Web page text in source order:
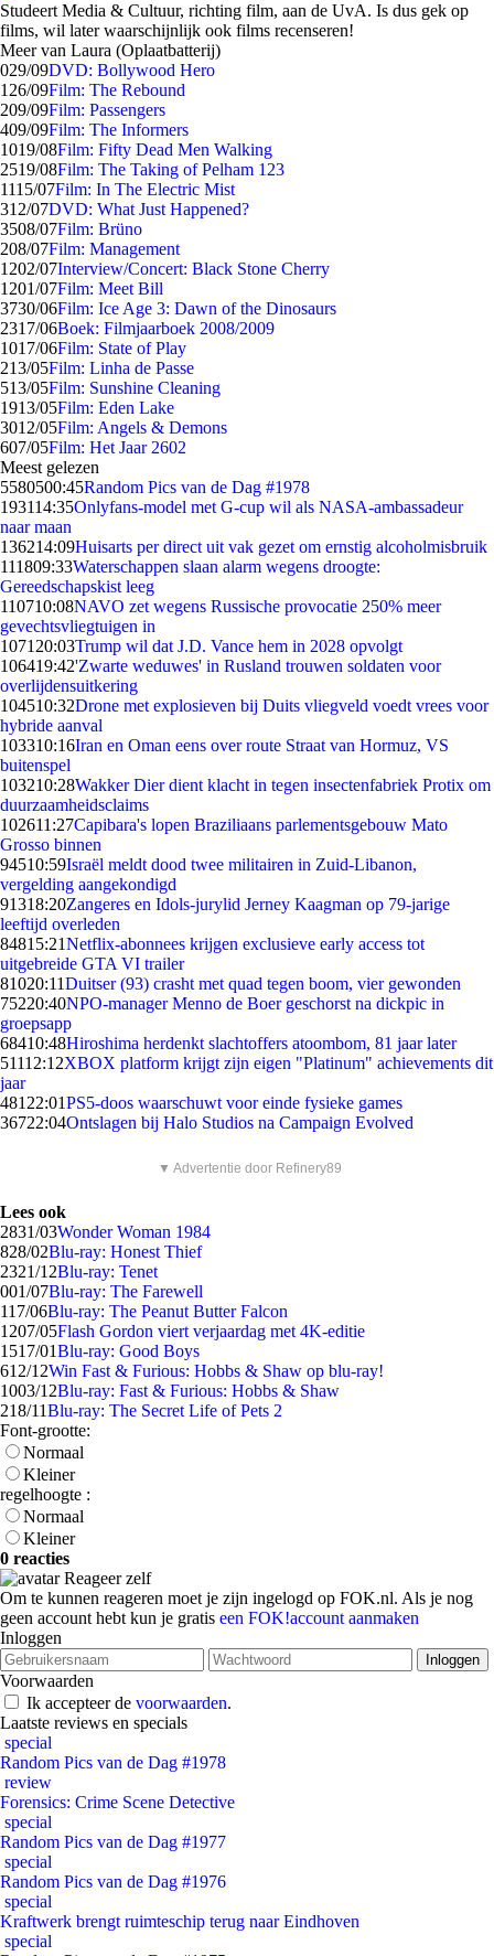
Studeert Media & Cultuur, richting film, aan de UvA. Is dus gek op
films, wil later waarschijnlijk ook films recenseren!
Meer van Laura (Oplaatbatterij)
029/09DVD: Bollywood Hero
1 26/09Film: The Rebound
209/09Film: Passengers
409/09Film: The Informers
1019/08Film: Fifty Dead Men Walking
2519/08Film: The Taking of Pelham 123
1115/07Film: In The Electric Mist
312/07DVD: What Just Happened?
3508/07Film: Brüno
208/07Film: Management
1202/07Interview/Concert: Black Stone Cherry
1201/07Film: Meet Bill
3730/06Film: Ice Age 3: Dawn of the Dinosaurs
2317/06Boek: Filmjaarboek 2008/2009
1017/06Film: State of Play
213/05Film: Linha de Passe
513/05Film: Sunshine Cleaning
1913/05Film: Eden Lake
3012/05Film: Angels & Demons
607/05Film: Het Jaar 2602
Meest gelezen
5580500:45Random Pics van de Dag #1978
193114:35Onlyfans-model met G-cup wil als NASA-ambassadeur
naar maan
136214:09Huisarts per direct uit vak gezet om ernstig alcoholmisbruik
111809:33Waterschappen slaan alarm wegens droogte:
Gereedschapskist leeg
110710:08NAVO zet wegens Russische provocatie 250% meer
gevechtsvliegtuigen in
1071 20:03Trump wil dat J.D. Vance hem in 2028 opvolgt
106419:42'Zwarte weduwes' in Rusland trouwen soldaten voor
overlijdensuitkering
104510:32Drone met explosieven bij Duits vliegveld voedt vrees voor
hybride aanval
103310:16Iran en Oman eens over route Straat van Hormuz, VS
buitenspel
103210:28Wakker Dier dient klacht in tegen insectenfabriek Protix om
duurzaamheidsclaims
102611:27Capibara's lopen Braziliaans parlementsgebouw Mato
Grosso binnen
94510:59Israël meldt dood twee militairen in Zuid-Libanon,
vergelding aangekondigd
91318:20Zangeres en Idols-jurylid Jerney Kaagman op 79-jarige
leeftijd overleden
84815:21Netflix-abonnees krijgen exclusieve early access tot
uitgebreide GTA VI trailer
81020:11Duitser (93) crasht met quad tegen boom, vier gewonden
75220:40NPO-manager Menno de Boer geschorst na dickpic in
groepsapp
68410:48Hiroshima herdenkt slachtoffers atoombom, 81 jaar later
51112:12XBOX platform krijgt zijn eigen "Platinum" achievements dit
jaar
481 22:01PS5-doos waarschuwt voor einde fysieke games
36722:04Ontslagen bij Halo Studios na Campaign Evolved
▼ Advertentie door Refinery89
Lees ook
2831/03Wonder Woman 1984
828/02Blu-ray: Honest Thief
2321/12Blu-ray: Tenet
001/07Blu-ray: The Farewell
117/06Blu-ray: The Peanut Butter Falcon
1207/05Flash Gordon viert verjaardag met 4K-editie
1517/01Blu-ray: Good Boys
612/12Win Fast & Furious: Hobbs & Shaw op blu-ray!
1003/12Blu-ray: Fast & Furious: Hobbs & Shaw
218/11Blu-ray: The Secret Life of Pets 2
Font-grootte:
Normaal
Kleiner
regelhoogte :
Normaal
Kleiner
0 reacties
Reageer zelf
Om te kunnen reageren moet je zijn ingelogd op FOK.nl. Als je nog
geen account hebt kun je gratis een FOK!account aanmaken
Inloggen
Voorwaarden
Ik accepteer de voorwaarden.
Laatste reviews en specials
special
Random Pics van de Dag #1978
review
Forensics: Crime Scene Detective
special
Random Pics van de Dag #1977
special
Random Pics van de Dag #1976
special
Kraftwerk brengt ruimteschip terug naar Eindhoven
special